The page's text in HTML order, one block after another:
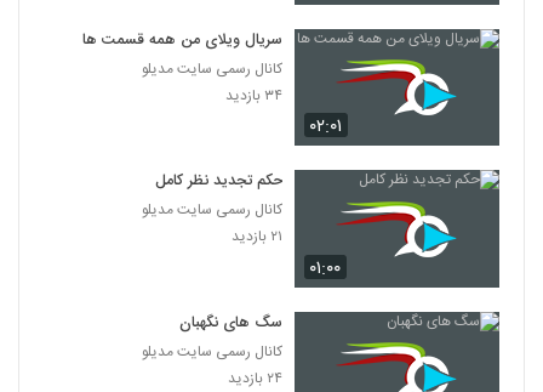
۰۲:۰۱
سریال ویلای من همه قسمت ها
کانال رسمی سایت مدیلو
۳۴ بازدید
۰۱:۰۰
حکم تجدید نظر کامل
کانال رسمی سایت مدیلو
۲۱ بازدید
سگ های نگهبان
کانال رسمی سایت مدیلو
۲۴ بازدید